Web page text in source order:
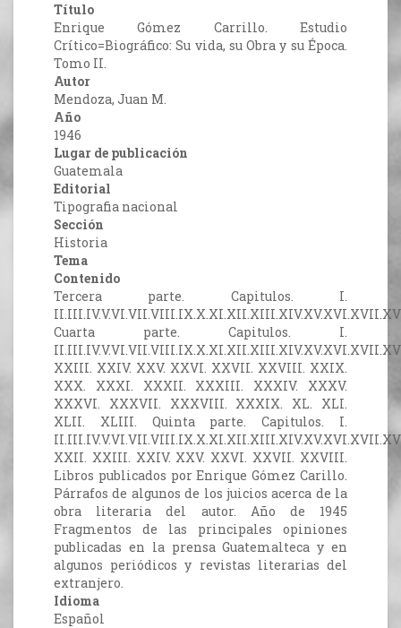
Título
Enrique Gómez Carrillo. Estudio
Crítico=Biográfico: Su vida, su Obra y su Época.
Tomo II.
Autor
Mendoza, Juan M.
Año
1946
Lugar de publicación
Guatemala
Editorial
Tipografia nacional
Sección
Historia
Tema
Contenido
Tercera parte. Capitulos. I.
Cuarta parte. Capitulos. I.
XXIII. XXIV. XXV. XXVI. XXVII. XXVIII. XXIX.
XXX. XXXI. XXXII. XXXIII. XXXIV. XXXV.
XXXVI. XXXVII. XXXVIII. XXXIX. XL. XLI.
XLII. XLIII. Quinta parte. Capitulos. I.
XXII. XXIII. XXIV. XXV. XXVI. XXVII. XXVIII.
Libros publicados por Enrique Gómez Carillo.
Párrafos de algunos de los juicios acerca de la
obra literaria del autor. Año de 1945
Fragmentos de las principales opiniones
publicadas en la prensa Guatemalteca y en
algunos periódicos y revistas literarias del
extranjero.
Idioma
Español